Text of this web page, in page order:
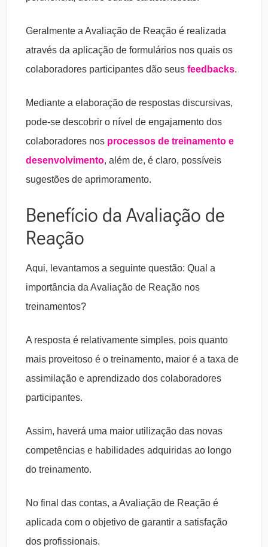
Geralmente a Avaliação de Reação é realizada
através da aplicação de formulários nos quais os
colaboradores participantes dão seus feedbacks.
Mediante a elaboração de respostas discursivas,
pode-se descobrir o nível de engajamento dos
colaboradores nos processos de treinamento e
desenvolvimento, além de, é claro, possíveis
sugestões de aprimoramento.
Benefício da Avaliação de
Reação
Aqui, levantamos a seguinte questão: Qual a
importância da Avaliação de Reação nos
treinamentos?
A resposta é relativamente simples, pois quanto
mais proveitoso é o treinamento, maior é a taxa de
assimilação e aprendizado dos colaboradores
participantes.
Assim, haverá uma maior utilização das novas
competências e habilidades adquiridas ao longo
do treinamento.
No final das contas, a Avaliação de Reação é
aplicada com o objetivo de garantir a satisfação
dos profissionais.